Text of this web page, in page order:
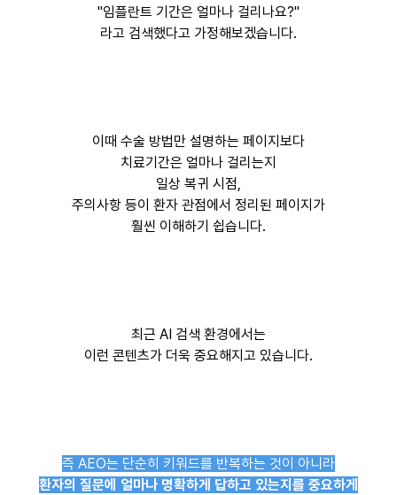
"임플란트 기간은 얼마나 걸리나요?"
라고 검색했다고 가정해보겠습니다.
이때 수술 방법만 설명하는 페이지보다
치료기간은 얼마나 걸리는지
일상 복귀 시점,
주의사항 등이 환자 관점에서 정리된 페이지가
훨씬 이해하기 쉽습니다.
최근 AI 검색 환경에서는
이런 콘텐츠가 더욱 중요해지고 있습니다.
즉 AEO는 단순히 키워드를 반복하는 것이 아니라
환자의 질문에 얼마나 명확하게 답하고 있는지를 중요하게